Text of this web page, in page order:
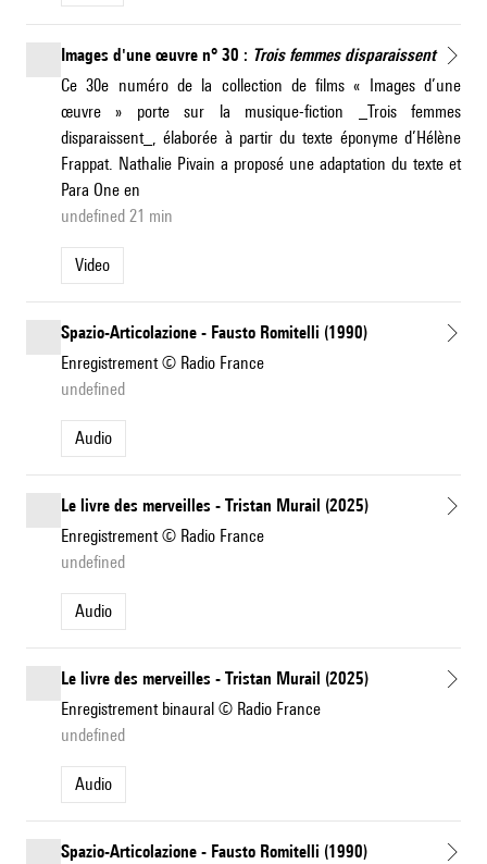
Images d'une œuvre n° 30 : Trois femmes disparaissent
Ce 30e numéro de la collection de films « Images d’une
œuvre » porte sur la musique-fiction _Trois femmes
disparaissent_, élaborée à partir du texte éponyme d’Hélène
Frappat. Nathalie Pivain a proposé une adaptation du texte et
Para One en
undefined 21 min
Video
Spazio-Articolazione - Fausto Romitelli (1990)
Enregistrement © Radio France
undefined
Audio
Le livre des merveilles - Tristan Murail (2025)
Enregistrement © Radio France
undefined
Audio
Le livre des merveilles - Tristan Murail (2025)
Enregistrement binaural © Radio France
undefined
Audio
Spazio-Articolazione - Fausto Romitelli (1990)